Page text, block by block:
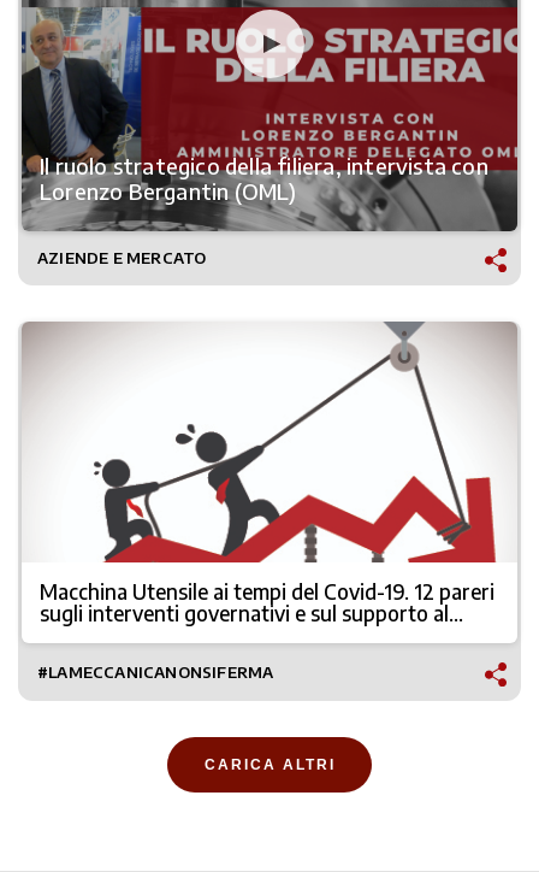
Il ruolo strategico della filiera, intervista con
Lorenzo Bergantin (OML)
AZIENDE E MERCATO
Macchina Utensile ai tempi del Covid-19. 12 pareri
sugli interventi governativi e sul supporto al
comparto
#LAMECCANICANONSIFERMA
CARICA ALTRI